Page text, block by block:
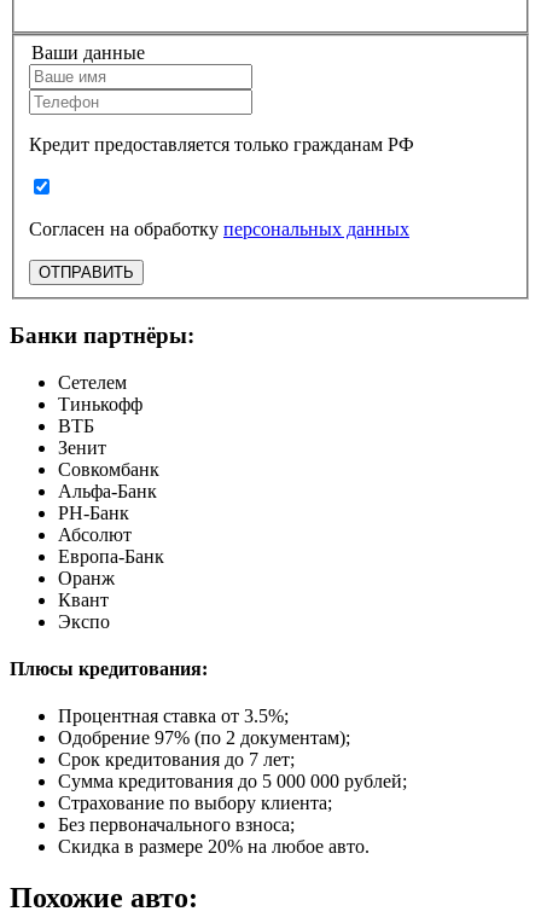
Ваши данные
Кредит предоставляется только гражданам РФ
Согласен на обработку персональных данных
ОТПРАВИТЬ
Банки партнёры:
Сетелем
Тинькофф
ВТБ
Зенит
Совкомбанк
Альфа-Банк
РН-Банк
Абсолют
Европа-Банк
Оранж
Квант
Экспо
Плюсы кредитования:
Процентная ставка от 3.5%;
Одобрение 97% (по 2 документам);
Срок кредитования до 7 лет;
Сумма кредитования до 5 000 000 рублей;
Страхование по выбору клиента;
Без первоначального взноса;
Скидка в размере 20% на любое авто.
Похожие авто: